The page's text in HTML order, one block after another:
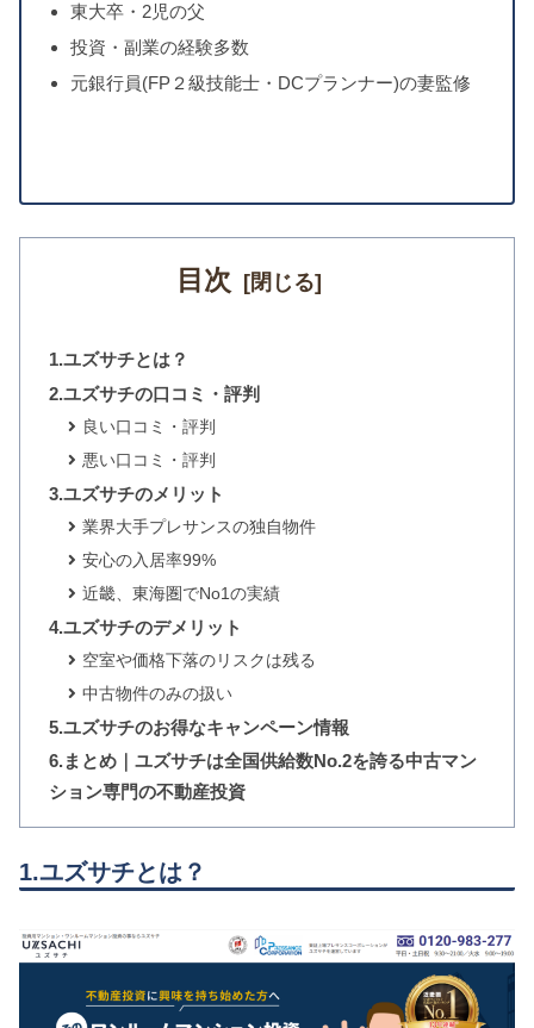
東大卒・2児の父
投資・副業の経験多数
元銀行員(FP２級技能士・DCプランナー)の妻監修
目次
1.ユズサチとは？
2.ユズサチの口コミ・評判
良い口コミ・評判
悪い口コミ・評判
3.ユズサチのメリット
業界大手プレサンスの独自物件
安心の入居率99%
近畿、東海圏でNo1の実績
4.ユズサチのデメリット
空室や価格下落のリスクは残る
中古物件のみの扱い
5.ユズサチのお得なキャンペーン情報
6.まとめ｜ユズサチは全国供給数No.2を誇る中古マン
ション専門の不動産投資
1.ユズサチとは？